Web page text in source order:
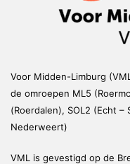
Voor Midden-Limburg
de omroepen ML5
(Roerdalen), SOL2 (Echt
Nederweert)
VML is gevestigd op de